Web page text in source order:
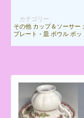
カテゴリー
その他 カップ＆ソーサー
プレート・皿 ボウル ポッ